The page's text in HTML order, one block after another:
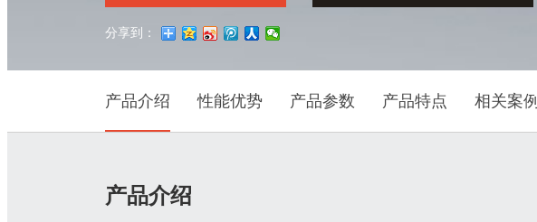
分享到：
产品介绍 性能优势 产品参数 产品特点 相关案例
产品介绍